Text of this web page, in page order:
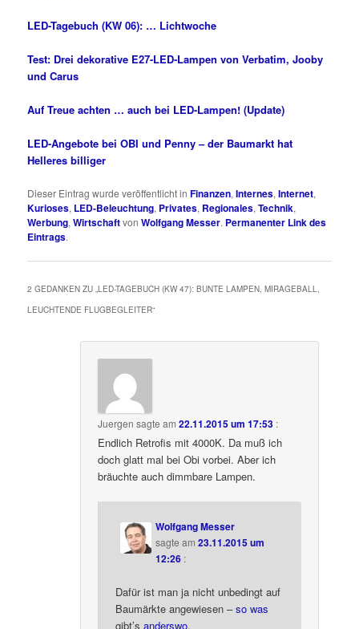
LED-Tagebuch (KW 06): … Lichtwoche
Test: Drei dekorative E27-LED-Lampen von Verbatim, Jooby
und Carus
Auf Treue achten … auch bei LED-Lampen! (Update)
LED-Angebote bei OBI und Penny – der Baumarkt hat
Helleres billiger
Dieser Eintrag wurde veröffentlicht inFinanzen,Internes,Internet,
Kurioses, LED-Beleuchtung, Privates, Regionales,Technik,
Werbung,WirtschaftvonWolfgang Messer. Permanenter Link des
Eintrags.
2 GEDANKEN ZU „LED-TAGEBUCH (KW 47): BUNTE LAMPEN, MIRAGEBALL,
LEUCHTENDE FLUGBEGLEITER“
Juergen sagte am22.11.2015 um 17:53 :
Endlich Retrofis mit 4000K. Da muß ich
doch glatt mal bei Obi vorbei. Aber ich
bräuchte auch dimmbare Lampen.
Wolfgang Messer
sagte am23.11.2015 um
12:26 :
Dafür ist man ja nicht unbedingt auf
Baumärkte angewiesen –so was
gibt’sanderswo.